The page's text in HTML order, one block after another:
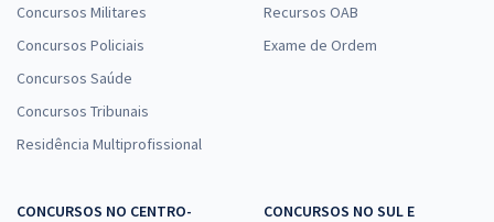
Concursos Militares
Concursos Policiais
Concursos Saúde
Concursos Tribunais
Residência Multiprofissional
Recursos OAB
Exame de Ordem
CONCURSOS NO CENTRO-
CONCURSOS NO SUL E